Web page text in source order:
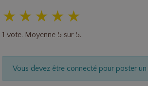
★ ★ ★ ★ ★
1 vote. Moyenne 5 sur 5.
Vous devez être connecté pour poster